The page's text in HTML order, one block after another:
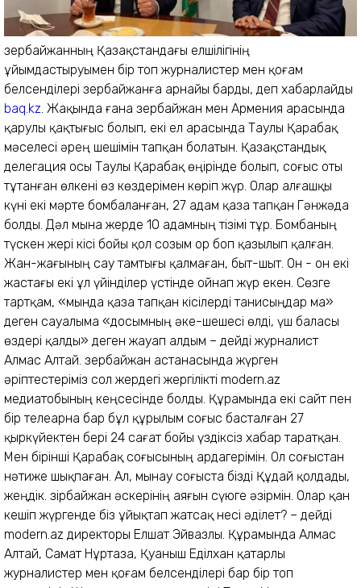
Әзербайжанның Қазақстандағы елшілігінің
ұйымдастыруымен бір топ журналистер мен қоғам
белсенділері Әзербайжанға арнайы барды, деп хабарлайды
baq.kz . Жақында ғана Әзербайжан мен Армения арасында
қарулы қақтығыс болып, екі ел арасында Таулы Қарабақ
мәселесі әрең шешімін тапқан болатын. Қазақстандық
делегация осы Таулы Қарабақ өңірінде болып, соғыс оты
тұтанған өлкені өз көздерімен көріп жүр. Олар алғашқы
күні екі мәрте бомбаланған, 27 адам қаза тапқан Гәнжәда
болды. Дәл мына жерде 10 адамның тізімі тұр. Бомбаның
түскен жері кісі бойы қол созым ор боп қазылып қалған.
Жан-жағының сау тамтығы қалмаған, быт-шыт. Он - он екі
жастағы екі ұл үйінділер үстінде ойнап жүр екен. Сөзге
тартқам, «мында қаза тапқан кісілерді танисыңдар ма»
деген сауалыма «досымның әке-шешесі өлді, үш баласы
өздері қалды» деген жауап алдым – дейді журналист
Алмас Алтай. Әзербайжан астанасында жүрген
әріптестеріміз сол жердегі жергілікті modern.az
медиатобының кеңсесінде болды. Құрамында екі сайт пен
бір телеарна бар бұл құрылым соғыс басталған 27
қыркүйектен бері 24 сағат бойы үздіксіз хабар таратқан.
Мен бірінші Қарабақ соғысының ардагерімін. Ол соғыстан
нәтиже шықпаған. Ал, мынау соғыста бізді Құдай қолдады,
жеңдік. Әзірбайжан әскерінің аяғын сүюге әзірмін. Олар қан
кешіп жүргенде біз ұйықтап жатсақ несі әділет? – дейді
modern.az директоры Елшат Эйвазлы. Құрамында Алмас
Алтай, Самат Нұртаза, Қуаныш Еділхан қатарлы
журналистер мен қоғам белсенділері бар бір топ